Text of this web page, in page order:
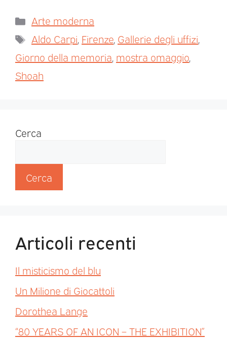
Arte moderna
Aldo Carpi, Firenze, Gallerie degli uffizi,
Giorno della memoria, mostra omaggio,
Shoah
Cerca
Cerca
Articoli recenti
Il misticismo del blu
Un Milione di Giocattoli
Dorothea Lange
“80 YEARS OF AN ICON – THE EXHIBITION”